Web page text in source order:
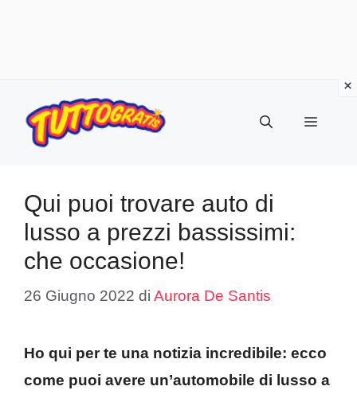
contenuto
Menu
Qui puoi trovare auto di
lusso a prezzi bassissimi:
che occasione!
26 Giugno 2022 di Aurora De Santis
Ho qui per te una notizia incredibile: ecco
come puoi avere un’automobile di lusso a